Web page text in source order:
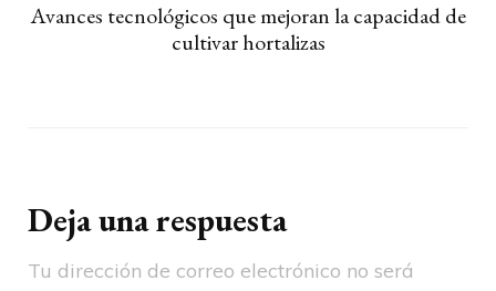
Avances tecnológicos que mejoran la capacidad de
cultivar hortalizas
Deja una respuesta
Tu dirección de correo electrónico no será